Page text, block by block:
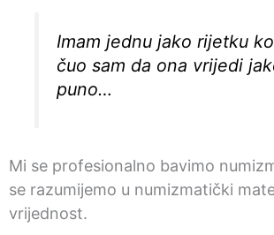
Imam jednu jako rijetku
čuo sam da ona vrijedi
puno…
Mi se profesionalno bavimo
se razumijemo u numizmatički
vrijednost.